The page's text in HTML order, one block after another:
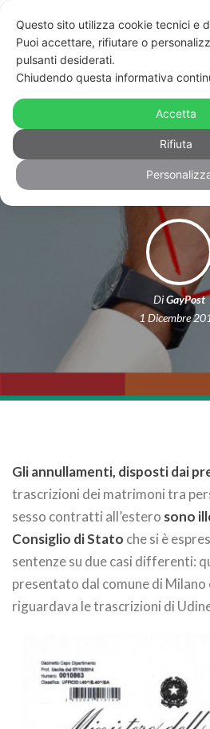
Matrimoni
Stato boccia gli
prefetti
DiGayPost
1 Dicembre
Gli annullamenti, disposti dai
trascrizioni dei matrimoni tra
sesso contratti all’estero sono
Consiglio di Stato che si è
sentenze su due casi differenti:
presentato dal comune di Milano
riguardava le trascrizioni di
Questo sito utilizza cookie tecnici e
Puoi accettare, rifiutare o
pulsanti desiderati.
Chiudendo questa informativa
Accetta
Rifiuta